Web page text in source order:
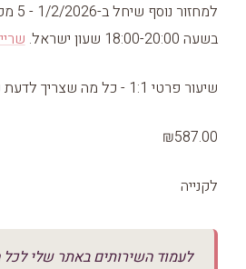
בשעה 18:00-20:00 שעון ישראל.
שיעור פרטי 1:1 - כל מה שצריך לדעת על פודקאסט
₪587.00
לקנייה
לעמוד השירותים באתר שלי לכל